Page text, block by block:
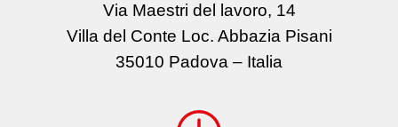
Via Maestri del lavoro, 14
Villa del Conte Loc. Abbazia Pisani
35010 Padova – Italia